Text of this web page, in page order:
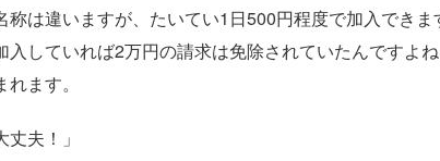
は違いますが、たいてい1日500円程度で加入できま
していれば2万円の請求は免除されていたんですよね
ます。
夫！」